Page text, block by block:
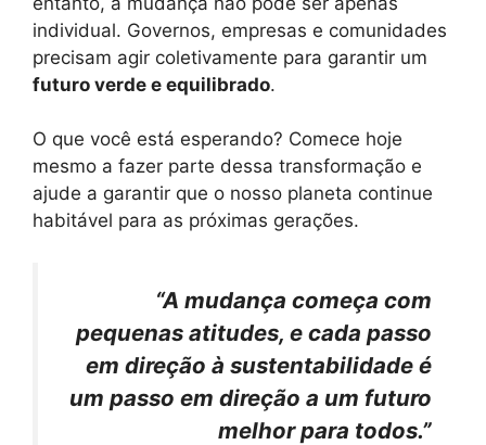
individual. Governos, empresas e comunidades
precisam agir coletivamente para garantir um
futuro verde e equilibrado.
O que você está esperando? Comece hoje
mesmo a fazer parte dessa transformação e
ajude a garantir que o nosso planeta continue
habitável para as próximas gerações.
“A mudança começa com
pequenas atitudes, e cada passo
em direção à sustentabilidade é
um passo em direção a um futuro
melhor para todos.”